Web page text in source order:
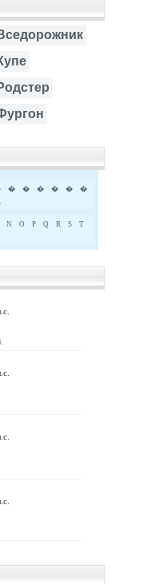
� � � � �
�
N O P Q R S
T